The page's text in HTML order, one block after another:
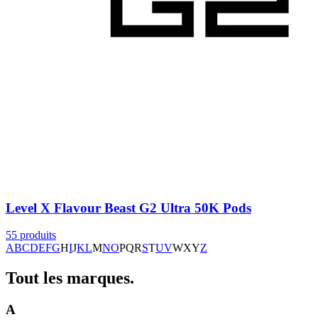
Level X Flavour Beast G2 Ultra 50K Pods
55 produits
ABCDEFGHIJKLMNOPQRSTUVWXYZ
Tout les marques.
A